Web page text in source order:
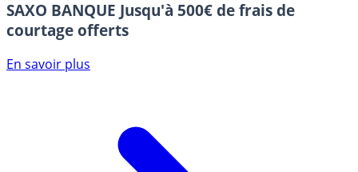
SAXO BANQUE Jusqu'à 500€ de frais de
courtage offerts
En savoir plus